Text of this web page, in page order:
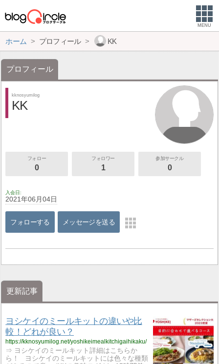
MENU
ホーム プロフィール KK
プロフィール
kknosyumilog
KK
フォロー
0
フォロワー
1
参加サークル
0
入会日
2021年06月04日
フォローする メッセージを送る
更新記事
ヨシケイのミールキットの違いや比
較！どれが良い？
https://kknosyumilog.net/yoshikeimealkitchigaihikaku/
⇒ ヨシケイのミールキット詳細はこちらか
ら！ ヨシケイのミールキットには色々な種類